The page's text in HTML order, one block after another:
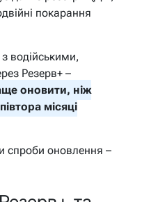
покарання
водійськими,
Резерв+ –
оновити, ніж
місяці
спроби оновлення –